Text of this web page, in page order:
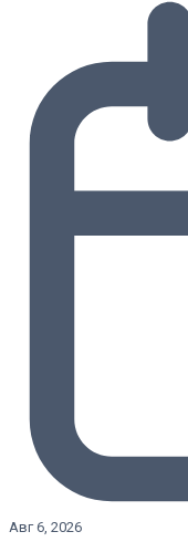
Авг 6, 2026